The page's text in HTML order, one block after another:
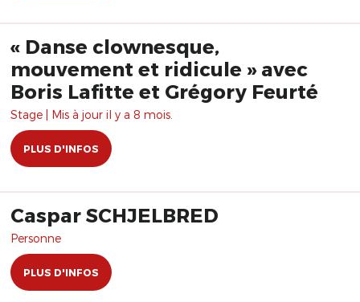
« Danse clownesque,
mouvement et ridicule » avec
Boris Lafitte et Grégory Feurté
Stage | Mis à jour il y a 8 mois.
PLUS D'INFOS
Caspar SCHJELBRED
Personne
PLUS D'INFOS